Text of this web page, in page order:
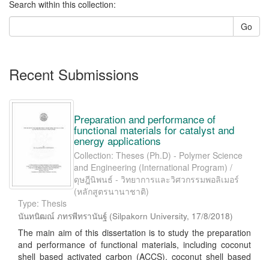
Search within this collection:
Go
Recent Submissions
Preparation and performance of
functional materials for catalyst and
energy applications
Collection: Theses (Ph.D) - Polymer Science
and Engineering (International Program) /
ดุษฎีนิพนธ์ - วิทยาการและวิศวกรรมพอลิเมอร์
(หลักสูตรนานาชาติ)
Type: Thesis
นันทนิฒณ์ ภทรพีทรานันฐ์ (Silpakorn University, 17/8/2018)
The main aim of this dissertation is to study the preparation
and performance of functional materials, including coconut
shell based activated carbon (ACCS), coconut shell based